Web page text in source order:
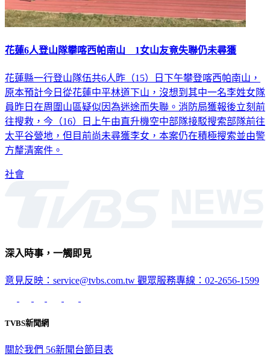
花蓮6人登山隊攀喀西帕南山 1女山友竟失聯仍未尋獲
花蓮縣一行登山隊伍共6人昨（15）日下午攀登喀西帕南山，
原本預計今日從花蓮中平林道下山，沒想到其中一名李姓女隊
員昨日在周圍山區疑似因為迷途而失聯。消防局獲報後立刻前
往搜救，今（16）日上午由直升機空中部隊接駁搜索部隊前往
太平谷營地，但目前尚未尋獲李女，本案仍在積極搜索並由警
方釐清案件。
社會
深入時事，一觸即見
意見反映：service@tvbs.com.tw 觀眾服務專線：02-2656-1599
TVBS新聞網
關於我們 56新聞台節目表